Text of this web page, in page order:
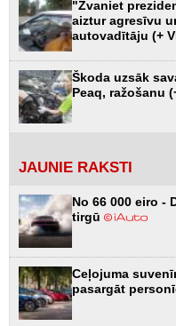
"Zvaniet
aiztur agresīvu
autovadītāju (+
Škoda uzsāk
Peaq, ražošanu
JAUNIE RAKSTI
No 66 000 eiro -
tirgū
Ceļojuma
pasargāt